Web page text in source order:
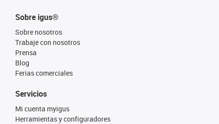
Sobre igus®
Sobre nosotros
Trabaje con nosotros
Prensa
Blog
Ferias comerciales
Servicios
Mi cuenta myigus
Herramientas y configuradores